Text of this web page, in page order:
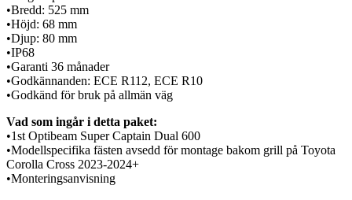
•Bredd: 525 mm
•Höjd: 68 mm
•Djup: 80 mm
•IP68
•Garanti 36 månader
•Godkännanden: ECE R112, ECE R10
•Godkänd för bruk på allmän väg
Vad som ingår i detta paket:
•1st Optibeam Super Captain Dual 600
•Modellspecifika fästen avsedd för montage bakom grill på Toyota
Corolla Cross 2023-2024+
•Monteringsanvisning